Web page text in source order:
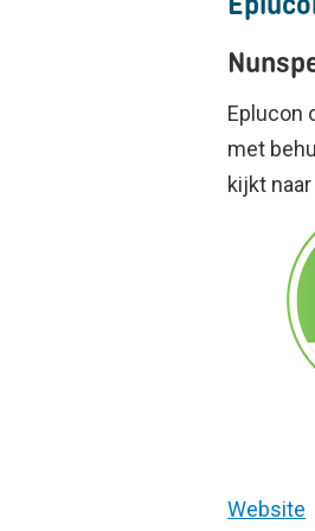
Eplucon
met
kijkt
Website